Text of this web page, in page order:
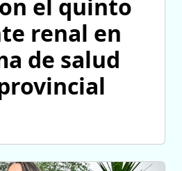
el quinto
renal en
de salud